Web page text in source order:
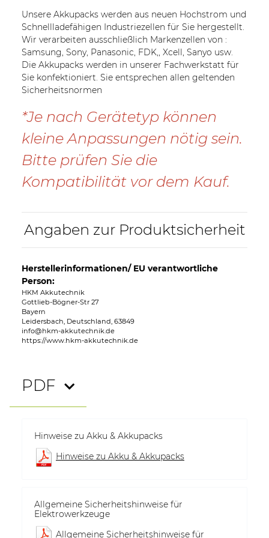
Unsere Akkupacks werden aus neuen Hochstrom und
Schnellladefähigen Industriezellen für Sie hergestellt.
Wir verarbeiten ausschließlich Markenzellen von :
Samsung, Sony, Panasonic, FDK,, Xcell, Sanyo usw.
Die Akkupacks werden in unserer Fachwerkstatt für
Sie konfektioniert. Sie entsprechen allen geltenden
Sicherheitsnormen
*Je nach Gerätetyp können
kleine Anpassungen nötig sein.
Bitte prüfen Sie die
Kompatibilität vor dem Kauf.
Angaben zur Produktsicherheit
Herstellerinformationen/ EU verantwortliche
Person:
HKM Akkutechnik
Gottlieb-Bögner-Str 27
Bayern
Leidersbach, Deutschland, 63849
info@hkm-akkutechnik.de
https://www.hkm-akkutechnik.de
PDF
Hinweise zu Akku & Akkupacks
Hinweise zu Akku & Akkupacks
Allgemeine Sicherheitshinweise für
Elektrowerkzeuge
Allgemeine Sicherheitshinweise für